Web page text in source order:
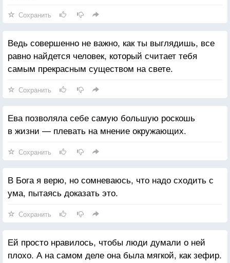
Сохранить
Ведь совершенно не важно, как ты выглядишь, все
равно найдется человек, который считает тебя
самым прекрасным существом на свете.
Сохранить
Ева позволяла себе самую большую роскошь
в жизни — плевать на мнение окружающих.
Сохранить
В Бога я верю, но сомневаюсь, что надо сходить с
ума, пытаясь доказать это.
Сохранить
Ей просто нравилось, чтобы люди думали о ней
плохо. А на самом деле она была мягкой, как зефир.